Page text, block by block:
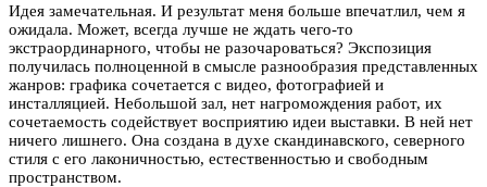
Идея замечательная. И результат меня больше впечатлил, чем я
ожидала. Может, всегда лучше не ждать чего-то
экстраординарного, чтобы не разочароваться? Экспозиция
получилась полноценной в смысле разнообразия представленных
жанров: графика сочетается с видео, фотографией и
инсталляцией. Небольшой зал, нет нагромождения работ, их
сочетаемость содействует восприятию идеи выставки. В ней нет
ничего лишнего. Она создана в духе скандинавского, северного
стиля с его лаконичностью, естественностью и свободным
пространством.